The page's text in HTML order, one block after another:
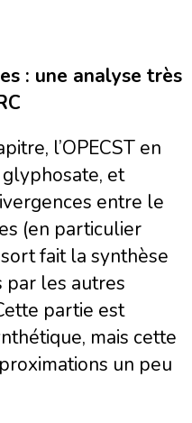
: une analyse très
l’OPECST en
glyphosate, et
entre le
(en particulier
fait la synthèse
par les autres
partie est
mais cette
un peu